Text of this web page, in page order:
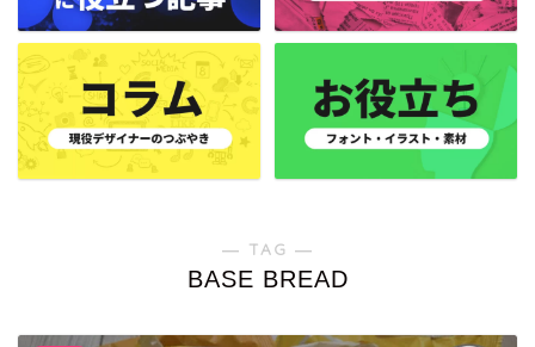
― TAG ―
BASE BREAD